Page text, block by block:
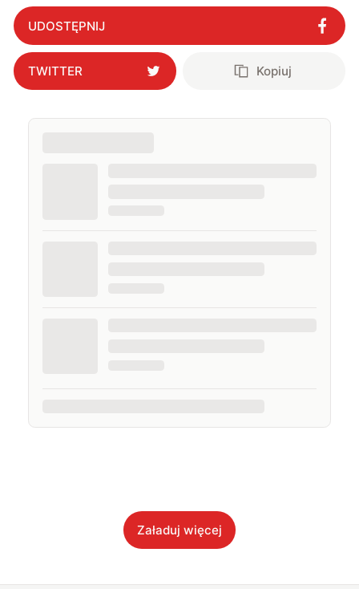
UDOSTĘPNIJ
TWITTER Kopiuj
Załaduj więcej